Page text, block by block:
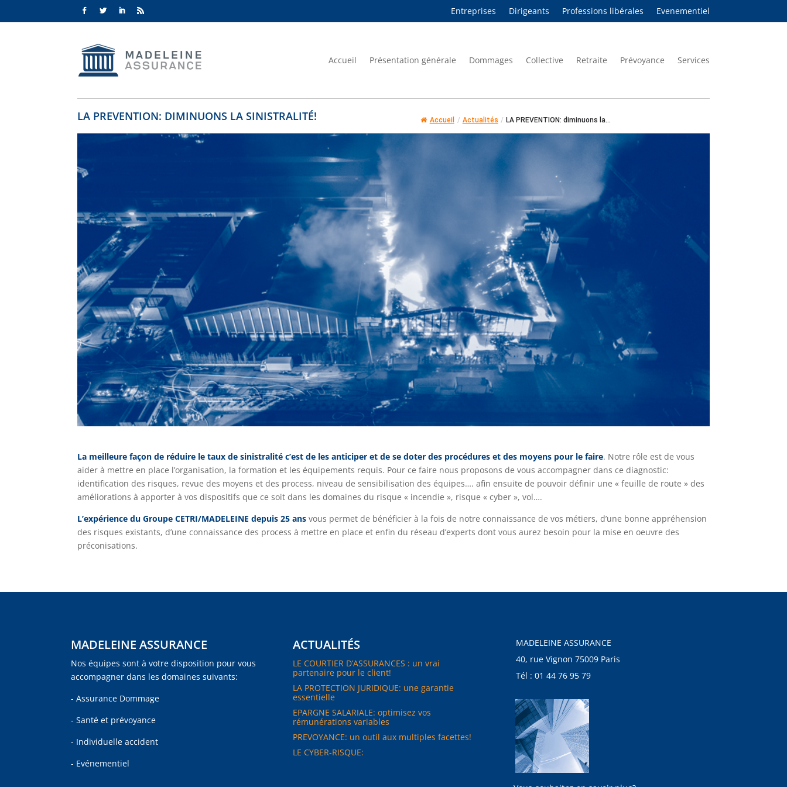
Entreprises Dirigeants Professions libérales Evenementiel
Accueil Présentation générale Dommages Collective Retraite Prévoyance Services
LA PREVENTION: DIMINUONS LA SINISTRALITÉ! Accueil / Actualités / LA PREVENTION: diminuons la...
La meilleure façon de réduire le taux de sinistralité c’est de les anticiper et de se doter des procédures et des moyens pour le faire. Notre rôle est de vous
aider à mettre en place l’organisation, la formation et les équipements requis. Pour ce faire nous proposons de vous accompagner dans ce diagnostic:
identification des risques, revue des moyens et des process, niveau de sensibilisation des équipes…. afin ensuite de pouvoir définir une « feuille de route » des
améliorations à apporter à vos dispositifs que ce soit dans les domaines du risque « incendie », risque « cyber », vol….
L’expérience du Groupe CETRI/MADELEINE depuis 25 ans vous permet de bénéficier à la fois de notre connaissance de vos métiers, d’une bonne appréhension
des risques existants, d’une connaissance des process à mettre en place et enfin du réseau d’experts dont vous aurez besoin pour la mise en oeuvre des
préconisations.
MADELEINE ASSURANCE
Nos équipes sont à votre disposition pour vous
accompagner dans les domaines suivants:
- Assurance Dommage
- Santé et prévoyance
- Individuelle accident
- Evénementiel
ACTUALITÉS
LE COURTIER D’ASSURANCES : un vrai
partenaire pour le client!
LA PROTECTION JURIDIQUE: une garantie
essentielle
EPARGNE SALARIALE: optimisez vos
rémunérations variables
PREVOYANCE: un outil aux multiples facettes!
LE CYBER-RISQUE:
MADELEINE ASSURANCE
40, rue Vignon 75009 Paris
Tél : 01 44 76 95 79